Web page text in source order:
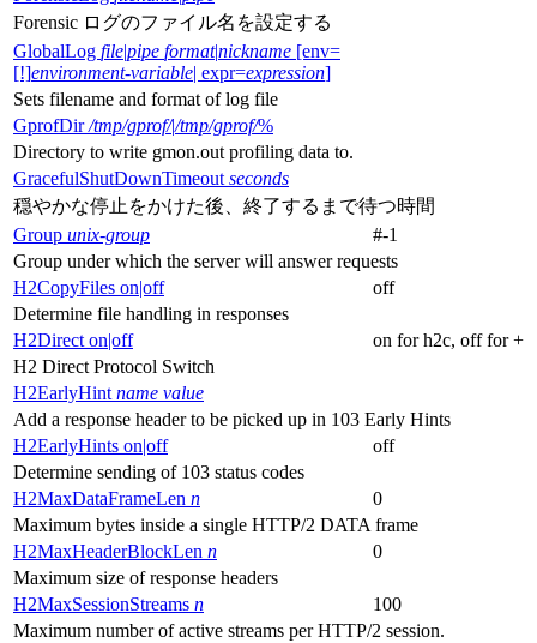
Forensic ログのファイル名を設定する
GlobalLog file|pipe format|nickname [env=
[!]environment-variable| expr=expression]
Sets filename and format of log file
GprofDir/tmp/gprof/|/tmp/gprof/%
Directory to write gmon.out profiling data to.
GracefulShutDownTimeout seconds
穏やかな停止をかけた後、終了するまで待つ時間
Group unix-group
#-1
Group under which the server will answer requests
H2CopyFiles on|off
off
Determine file handling in responses
H2Direct on|off
on for h2c, off for +
H2 Direct Protocol Switch
H2EarlyHint name value
Add a response header to be picked up in 103 Early Hints
H2EarlyHints on|off
off
Determine sending of 103 status codes
H2MaxDataFrameLen n
0
Maximum bytes inside a single HTTP/2 DATA frame
H2MaxHeaderBlockLen n
0
Maximum size of response headers
H2MaxSessionStreams n
100
Maximum number of active streams per HTTP/2 session.